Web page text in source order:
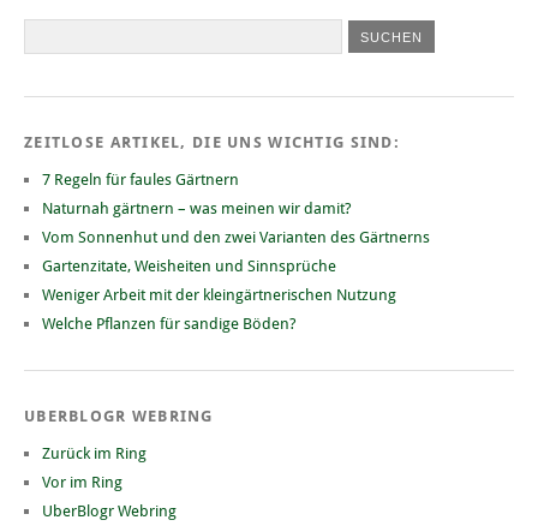
ZEITLOSE ARTIKEL, DIE UNS WICHTIG SIND:
7 Regeln für faules Gärtnern
Naturnah gärtnern – was meinen wir damit?
Vom Sonnenhut und den zwei Varianten des Gärtnerns
Gartenzitate, Weisheiten und Sinnsprüche
Weniger Arbeit mit der kleingärtnerischen Nutzung
Welche Pflanzen für sandige Böden?
UBERBLOGR WEBRING
Zurück im Ring
Vor im Ring
UberBlogr Webring